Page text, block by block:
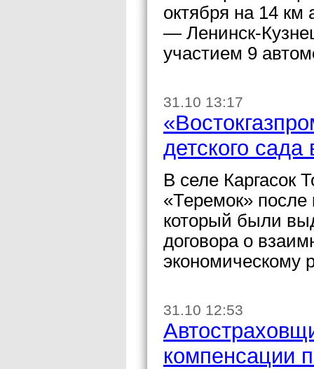
октября на 14
— Ленинск-
участием 9
31.10 13:17
детского сада
В селе Каргасок
«Теремок» после
который были
договора о
экономическому
31.10 12:53
компенсации